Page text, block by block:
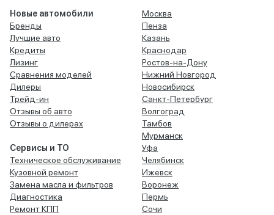
Новые автомобили
Бренды
Лучшие авто
Кредиты
Лизинг
Сравнения моделей
Дилеры
Трейд-ин
Отзывы об авто
Отзывы о дилерах
Сервисы и ТО
Техническое обслуживание
Кузовной ремонт
Замена масла и фильтров
Диагностика
Ремонт КПП
Москва
Пенза
Казань
Краснодар
Ростов-на-Дону
Нижний Новгород
Новосибирск
Санкт-Петербург
Волгоград
Тамбов
Мурманск
Уфа
Челябинск
Ижевск
Воронеж
Пермь
Сочи